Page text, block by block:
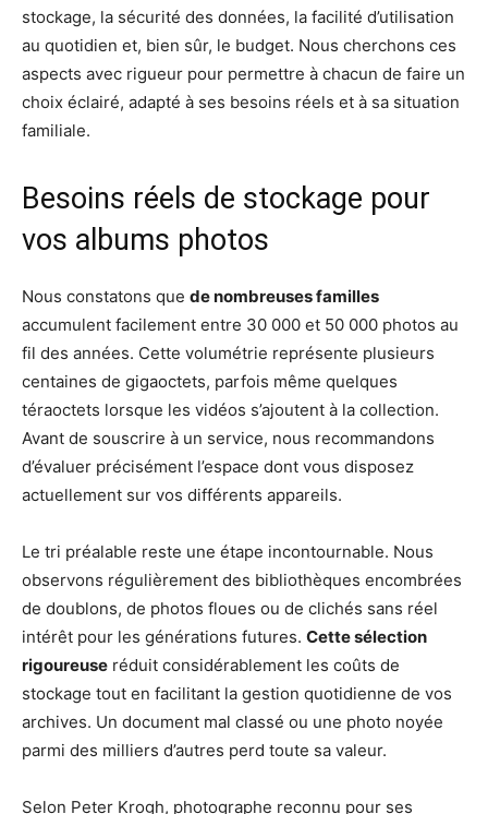
stockage, la sécurité des données, la facilité d’utilisation
au quotidien et, bien sûr, le budget. Nous cherchons ces
aspects avec rigueur pour permettre à chacun de faire un
choix éclairé, adapté à ses besoins réels et à sa situation
familiale.
Besoins réels de stockage pour
vos albums photos
Nous constatons que de nombreuses familles
accumulent facilement entre 30 000 et 50 000 photos au
fil des années. Cette volumétrie représente plusieurs
centaines de gigaoctets, parfois même quelques
téraoctets lorsque les vidéos s’ajoutent à la collection.
Avant de souscrire à un service, nous recommandons
d’évaluer précisément l’espace dont vous disposez
actuellement sur vos différents appareils.
Le tri préalable reste une étape incontournable. Nous
observons régulièrement des bibliothèques encombrées
de doublons, de photos floues ou de clichés sans réel
intérêt pour les générations futures. Cette sélection
rigoureuse réduit considérablement les coûts de
stockage tout en facilitant la gestion quotidienne de vos
archives. Un document mal classé ou une photo noyée
parmi des milliers d’autres perd toute sa valeur.
Selon Peter Krogh, photographe reconnu pour ses